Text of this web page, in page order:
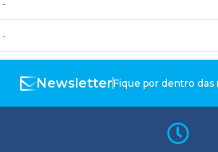
-
-
NewsletterFique por dentro das